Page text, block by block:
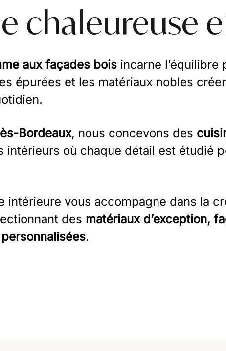
chaleureuse
aux façades bois incarne l’équilibre
épurées et les matériaux nobles
Bordeaux, nous concevons des
intérieurs où chaque détail est étudié
intérieure vous accompagne dans la
des matériaux d’exception,
.